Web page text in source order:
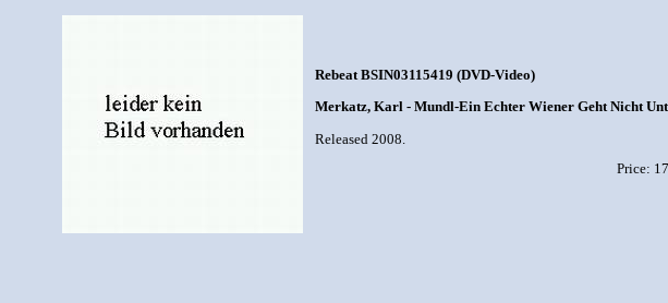
Rebeat BSIN03115419 (DVD-Video)
Merkatz, Karl - Mundl-Ein Echter Wiener Geht Nicht
Released 2008.
Price: